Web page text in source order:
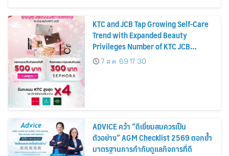
KTC and JCB Tap Growing Self-Care
Trend with Expanded Beauty
Privileges Number of KTC JCB
Cardmembers Spending on
Cosmetics Rises 26%
7 ส.ค. 69 17:30
ADVICE คว้า “ดีเยี่ยมสมควรเป็น
ตัวอย่าง” AGM Checklist 2569 ตอกย้ำ
มาตรฐานการกำกับดูแลกิจการที่ดี